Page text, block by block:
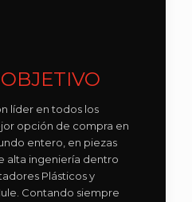
líder en todos los
opción de compra en
entero, en piezas
alta ingeniería dentro
Plásticos y
Contando siempre